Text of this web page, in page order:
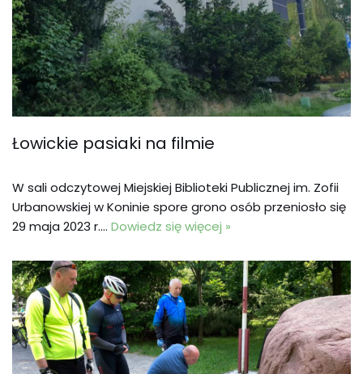
Łowickie pasiaki na filmie
W sali odczytowej Miejskiej Biblioteki Publicznej im. Zofii
Urbanowskiej w Koninie spore grono osób przeniosło się
29 maja 2023 r.… Dowiedz się więcej »